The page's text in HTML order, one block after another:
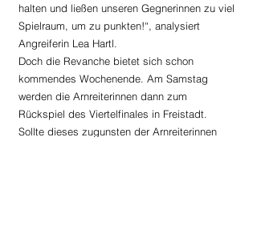
halten und ließen unseren Gegnerinnen zu viel
Spielraum, um zu punkten!“, analysiert
Angreiferin Lea Hartl.
Doch die Revanche bietet sich schon
kommendes Wochenende. Am Samstag
werden die Arnreiterinnen dann zum
Rückspiel des Viertelfinales in Freistadt.
Sollte dieses zugunsten der Arnreiterinnen